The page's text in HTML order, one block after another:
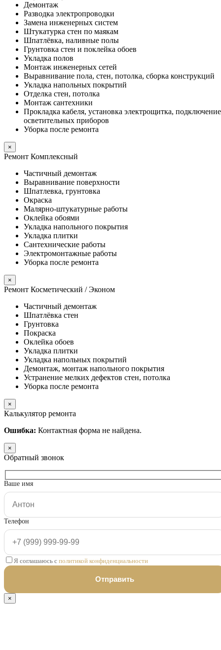
Демонтаж
Разводка электропроводки
Замена инженерных систем
Штукатурка стен по маякам
Шпатлёвка, наливные полы
Грунтовка стен и поклейка обоев
Укладка полов
Монтаж инженерных сетей
Выравнивание пола, стен, потолка, сборка конструкций
Укладка напольных покрытий
Отделка стен, потолка
Монтаж сантехники
Прокладка кабеля, установка электрощитка, подключение
осветительных приборов
Уборка после ремонта
×
Ремонт Комплексный
Частичный демонтаж
Выравнивание поверхности
Шпатлевка, грунтовка
Окраска
Малярно-штукатурные работы
Оклейка обоями
Укладка напольного покрытия
Укладка плитки
Сантехнические работы
Электромонтажные работы
Уборка после ремонта
×
Ремонт Косметический / Эконом​
Частичный демонтаж
Шпатлёвка стен
Грунтовка
Покраска
Оклейка обоев
Укладка плитки
Укладка напольных покрытий
Демонтаж, монтаж напольного покрытия
Устранение мелких дефектов стен, потолка
Уборка после ремонта
×
Калькулятор ремонта
Ошибка: Контактная форма не найдена.
×
Обратный звонок
Ваше имя
Телефон
Я соглашаюсь с политикой конфиденциальности
×